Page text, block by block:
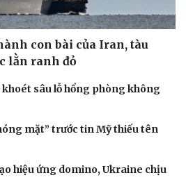
con bài của Iran, tàu
lằn ranh đỏ
khoét sâu lỗ hổng phòng không
mặt” trước tin Mỹ thiếu tên
hiệu ứng domino, Ukraine chịu